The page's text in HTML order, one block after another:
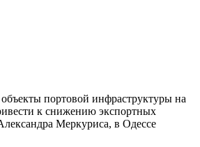
портовой инфраструктуры на
к снижению экспортных
Меркуриса, в Одессе